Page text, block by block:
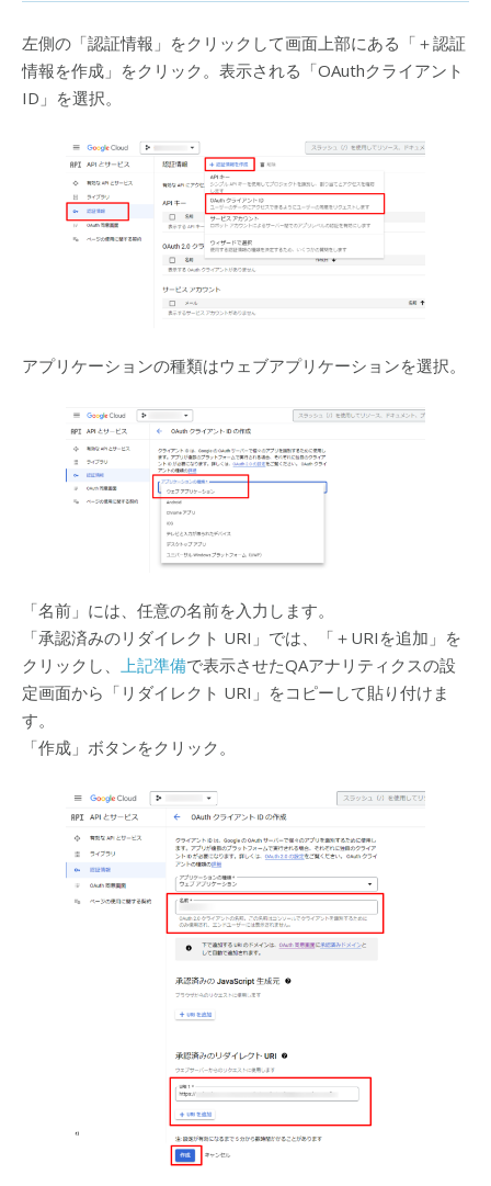
左側の「認証情報」をクリックして画面上部にある「＋認証
情報を作成」をクリック。表示される「OAuthクライアント
ID」を選択。
アプリケーションの種類はウェブアプリケーションを選択。
「名前」には、任意の名前を入力します。
「承認済みのリダイレクト URI」では、「＋URIを追加」を
クリックし、 上記準備で表示させたQAアナリティクスの設
定画面から「リダイレクト URI」をコピーして貼り付けま
す。
「作成」ボタンをクリック。